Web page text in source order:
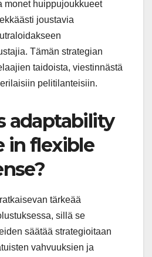
monet huippujoukkueet
joustavia
Tämän strategian
taidoista, viestinnästä
pelitilanteisiin.
adaptability
in flexible
tärkeää
sillä se
säätää strategioitaan
vahvuuksien ja